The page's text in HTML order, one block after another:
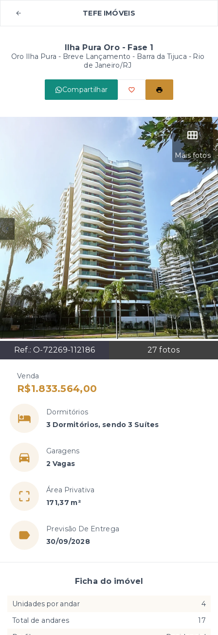
TEFE IMÓVEIS
Ilha Pura Oro - Fase 1
Oro Ilha Pura - Breve Lançamento - Barra da Tijuca - Rio
de Janeiro/RJ
Compartilhar
Mais fotos
Ref.: O-72269-112186 27 fotos
Venda
R$1.833.564,00
Dormitórios
3 Dormitórios, sendo 3 Suítes
Garagens
2 Vagas
Área Privativa
171,37 m²
Previsão De Entrega
30/09/2028
Ficha do imóvel
Unidades por andar
4
Total de andares
17